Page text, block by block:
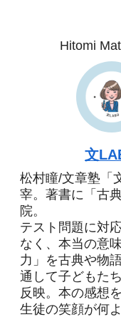
Hitomi
文
松村瞳/文章塾「
宰。著書に「古
院。
テスト問題に対
なく、本当の意
力」を古典や物
通して子どもた
反映。本の感想
生徒の笑顔が何